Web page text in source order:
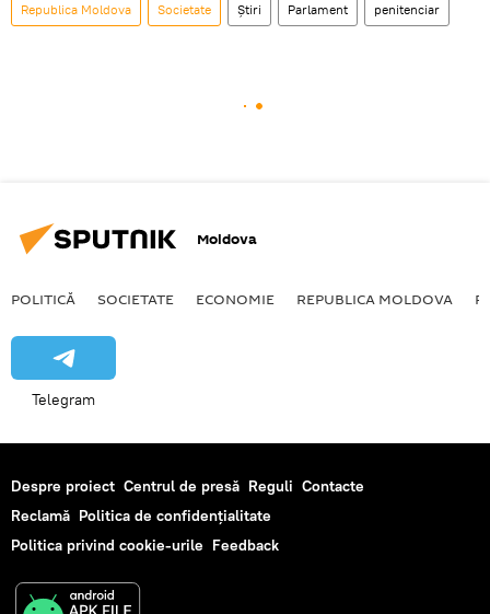
Republica Moldova Societate Știri Parlament penitenciar
Moldova
POLITICĂ SOCIETATE ECONOMIE REPUBLICA MOLDOVA
Telegram
Despre proiect Centrul de presă Reguli Contacte
Reclamă Politica de confidențialitate
Politica privind cookie-urile Feedback